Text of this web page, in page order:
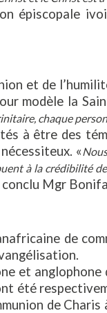
épiscopale
et de
modèle la
chaque
à être des
«
à la crédibilité
conclu Mgr
de
et
été
de